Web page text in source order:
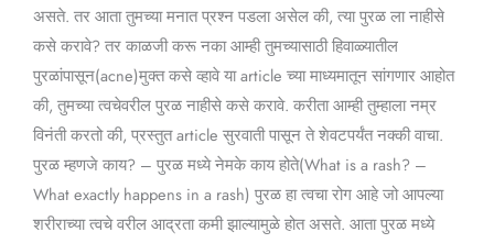
असते. तर आता तुमच्या मनात प्रश्न पडला असेल की, त्या पुरळ ला नाहीसे
कसे करावे? तर काळजी करू नका आम्ही तुमच्यासाठी हिवाळ्यातील
पुरळांपासून(acne)मुक्त कसे व्हावे या article च्या माध्यमातून सांगणार आहोत
की, तुमच्या त्वचेवरील पुरळ नाहीसे कसे करावे. करीता आम्ही तुम्हाला नम्र
विनंती करतो की, प्रस्तुत article सुरवाती पासून ते शेवटपर्यंत नक्की वाचा.
पुरळ म्हणजे काय? – पुरळ मध्ये नेमके काय होते(What is a rash? –
What exactly happens in a rash) पुरळ हा त्वचा रोग आहे जो आपल्या
शरीराच्या त्वचे वरील आद्रता कमी झाल्यामुळे होत असते. आता पुरळ मध्ये